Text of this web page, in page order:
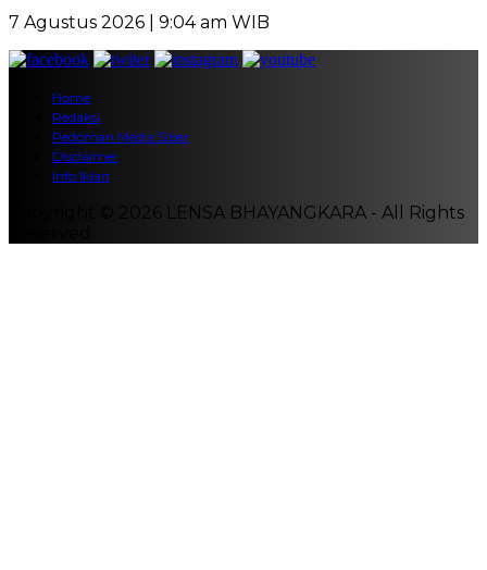
7 Agustus 2026 | 9:04 am WIB
Home
Redaksi
Pedoman Media Siber
Disclaimer
Info Iklan
Copyright © 2026 LENSA BHAYANGKARA - All Rights